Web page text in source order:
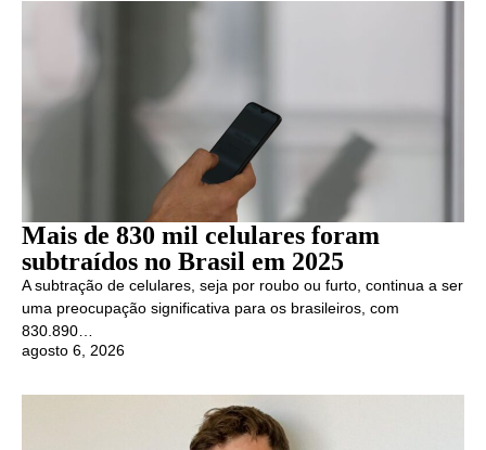
Mais de 830 mil celulares foram
subtraídos no Brasil em 2025
A subtração de celulares, seja por roubo ou furto, continua a ser
uma preocupação significativa para os brasileiros, com
830.890…
agosto 6, 2026